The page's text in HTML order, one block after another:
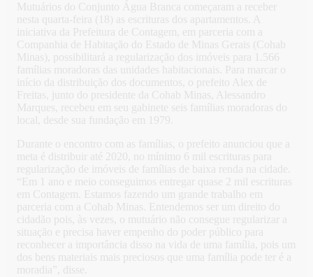
Mutuários do Conjunto Água Branca começaram a receber
nesta quarta-feira (18) as escrituras dos apartamentos. A
iniciativa da Prefeitura de Contagem, em parceria com a
Companhia de Habitação do Estado de Minas Gerais (Cohab
Minas), possibilitará a regularização dos imóveis para 1.566
famílias moradoras das unidades habitacionais. Para marcar o
início da distribuição dos documentos, o prefeito Alex de
Freitas, junto do presidente da Cohab Minas, Alessandro
Marques, recebeu em seu gabinete seis famílias moradoras do
local, desde sua fundação em 1979.
Durante o encontro com as famílias, o prefeito anunciou que a
meta é distribuir até 2020, no mínimo 6 mil escrituras para
regularização de imóveis de famílias de baixa renda na cidade.
“Em 1 ano e meio conseguimos entregar quase 2 mil escrituras
em Contagem. Estamos fazendo um grande trabalho em
parceria com a Cohab Minas. Entendemos ser um direito do
cidadão pois, às vezes, o mutuário não consegue regularizar a
situação e precisa haver empenho do poder público para
reconhecer a importância disso na vida de uma família, pois um
dos bens materiais mais preciosos que uma família pode ter é a
moradia”, disse.